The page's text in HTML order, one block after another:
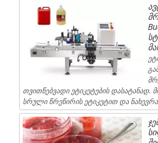
თვითწებვადი ეტიკეტების დასატანად.
სრული წრეწირის ეტიკეტით და